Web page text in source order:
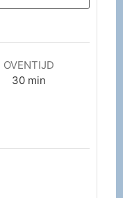
OVENTIJD
30 min